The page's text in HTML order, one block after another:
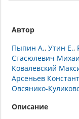
Автор
Пыпин А. Утин Е.
Стасюлевич
Ковалевский
Арсеньев
Овсянико-
Описание